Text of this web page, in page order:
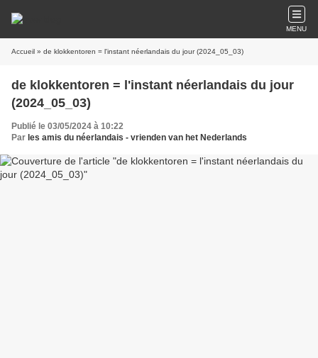
MENU
Accueil » de klokkentoren = l'instant néerlandais du jour (2024_05_03)
de klokkentoren = l'instant néerlandais du jour
(2024_05_03)
Publié le 03/05/2024 à 10:22
Par les amis du néerlandais - vrienden van het Nederlands